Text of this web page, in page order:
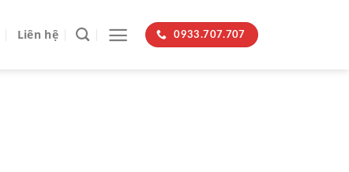
Liên hệ 0933.707.707